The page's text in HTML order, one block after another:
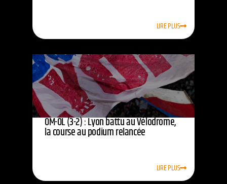
LIRE PLUS
OM-OL (3-2) : Lyon battu au Vélodrome,
la course au podium relancée
LIRE PLUS